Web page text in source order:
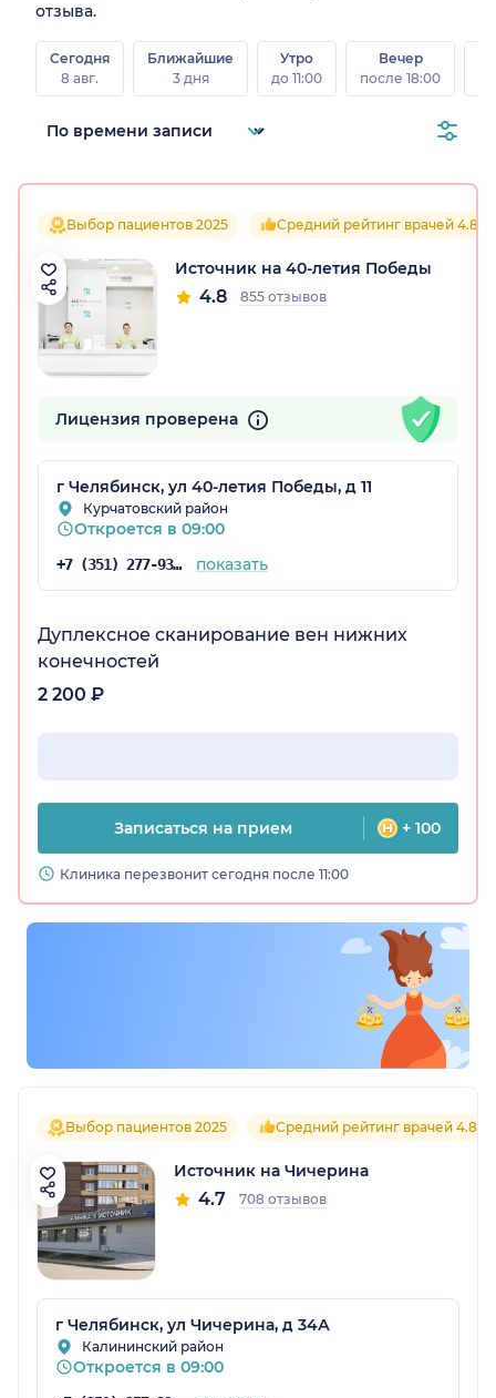
отзыва.
Сегодня
8 авг.
Ближайшие
3 дня
Утро
до 11:00
Вечер
после 18:00
Выбор пациентов 2025 Средний рейтинг врачей 4.8
Источник на 40-летия Победы
4.8 855 отзывов
Лицензия проверена
г Челябинск, ул 40-летия Победы, д 11
Курчатовский район
Откроется в 09:00
+7 (351) 277-93-31 показать
Дуплексное сканирование вен нижних
конечностей
2 200 ₽
Записаться на прием + 100
Клиника перезвонит сегодня после 11:00
Выбор пациентов 2025 Средний рейтинг врачей 4.8
Источник на Чичерина
4.7 708 отзывов
г Челябинск, ул Чичерина, д 34А
Калининский район
Откроется в 09:00